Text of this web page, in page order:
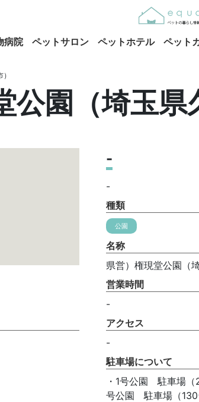
病院 ペットサロン ペットホテル ペット
園（埼玉県
-
-
種類
公園
名称
県営）権現堂公園（
営業時間
-
アクセス
-
駐車場について
・1号公園 駐車場（
号公園 駐車場（130